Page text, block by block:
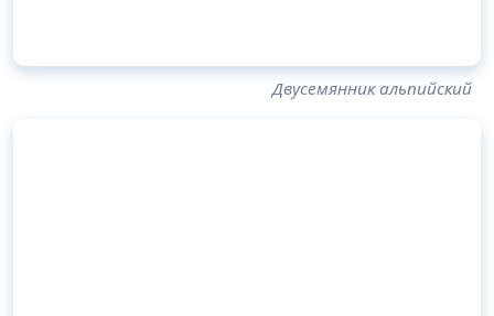
Двусемянник альпийский